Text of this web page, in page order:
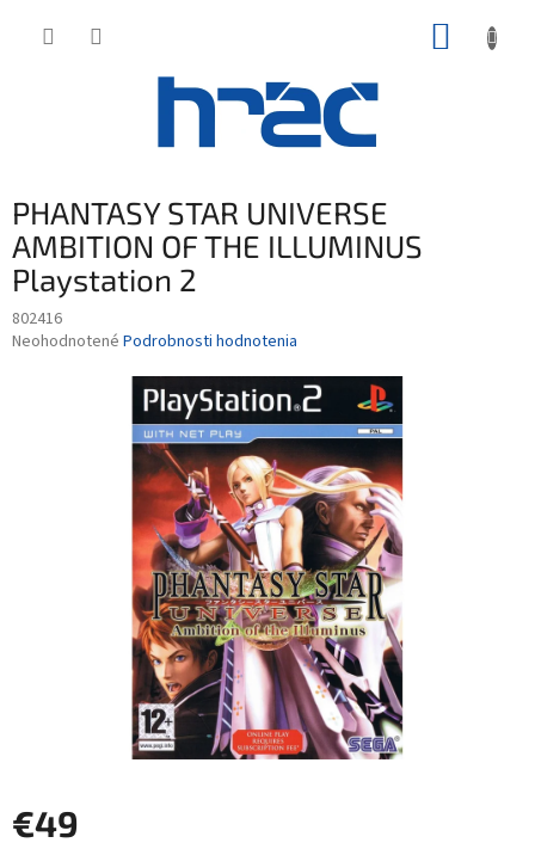
PHANTASY STAR UNIVERSE
AMBITION OF THE ILLUMINUS
Playstation 2
802416
Priemerné
Neohodnotené Podrobnosti hodnotenia
€49